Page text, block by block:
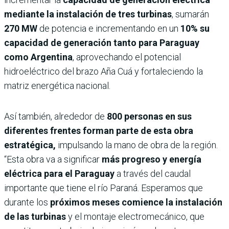
mediante la instalación de tres turbinas, sumarán
270 MW de potencia e incrementando en un 10% su
capacidad de generación tanto para Paraguay
como Argentina, aprovechando el potencial
hidroeléctrico del brazo Aña Cuá y fortaleciendo la
matriz energética nacional.
Así también, alrededor de 800 personas en sus
diferentes frentes forman parte de esta obra
estratégica, impulsando la mano de obra de la región.
“Esta obra va a significar más progreso y energía
eléctrica para el Paraguay a través del caudal
importante que tiene el río Paraná. Esperamos que
durante los próximos meses comience la instalación
de las turbinasy el montaje electromecánico, que